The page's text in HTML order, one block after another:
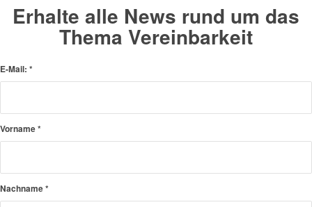
Erhalte alle News rund um das
Thema Vereinbarkeit
E-Mail: *
Vorname*
Nachname*